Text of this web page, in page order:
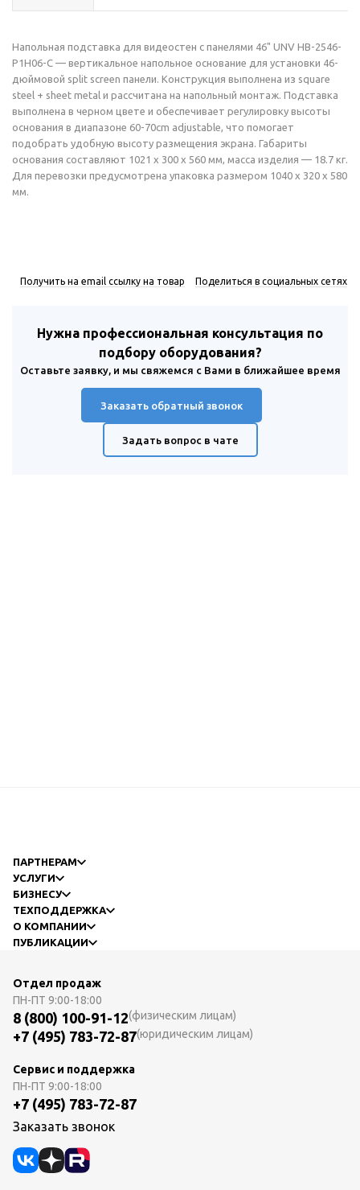
Напольная подставка для видеостен с панелями 46" UNV HB-2546-
P1H06-C — вертикальное напольное основание для установки 46-
дюймовой split screen панели. Конструкция выполнена из square
steel + sheet metal и рассчитана на напольный монтаж. Подставка
выполнена в черном цвете и обеспечивает регулировку высоты
основания в диапазоне 60-70cm adjustable, что помогает
подобрать удобную высоту размещения экрана. Габариты
основания составляют 1021 x 300 x 560 мм, масса изделия — 18.7 кг.
Для перевозки предусмотрена упаковка размером 1040 x 320 x 580
мм.
Получить на email ссылку на товар Поделиться в социальных сетях
Нужна профессиональная консультация по
подбору оборудования?
Оставьте заявку, и мы свяжемся с Вами в ближайшее время
Заказать обратный звонок
Задать вопрос в чате
ПАРТНЕРАМ
УСЛУГИ
БИЗНЕСУ
ТЕХПОДДЕРЖКА
О КОМПАНИИ
ПУБЛИКАЦИИ
Отдел продаж
ПН-ПТ 9:00-18:00
8 (800) 100-91-12(физическим лицам)
+7 (495) 783-72-87(юридическим лицам)
Сервис и поддержка
ПН-ПТ 9:00-18:00
+7 (495) 783-72-87
Заказать звонок